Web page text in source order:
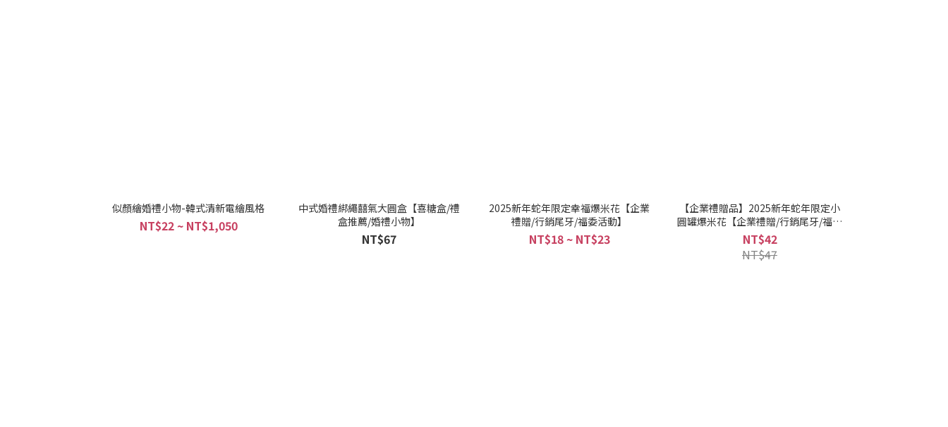
似顏繪婚禮小物-韓式清新電繪風格
NT$22 ~ NT$1,050
中式婚禮綁繩囍氣大圓盒【喜糖盒/禮
盒推薦/婚禮小物】
NT$67
2025新年蛇年限定幸福爆米花【企業
禮贈/行銷尾牙/福委活動】
NT$18 ~ NT$23
【企業禮贈品】2025新年蛇年限定小
圓罐爆米花【企業禮贈/行銷尾牙/福委
活動】
NT$42
NT$47